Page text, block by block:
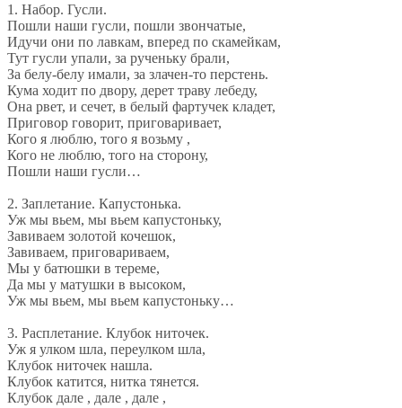
1. Набор. Гусли.
Пошли наши гусли, пошли звончатые,
Идучи они по лавкам, вперед по скамейкам,
Тут гусли упали, за рученьку брали,
За белу-белу имали, за злачен-то перстень.
Кума ходит по двору, дерет траву лебеду,
Она рвет, и сечет, в белый фартучек кладет,
Приговор говорит, приговаривает,
Кого я люблю, того я возьму ,
Кого не люблю, того на сторону,
Пошли наши гусли…
2. Заплетание. Капустонька.
Уж мы вьем, мы вьем капустоньку,
Завиваем золотой кочешок,
Завиваем, приговариваем,
Мы у батюшки в тереме,
Да мы у матушки в высоком,
Уж мы вьем, мы вьем капустоньку…
3. Расплетание. Клубок ниточек.
Уж я улком шла, переулком шла,
Клубок ниточек нашла.
Клубок катится, нитка тянется.
Клубок дале , дале , дале ,